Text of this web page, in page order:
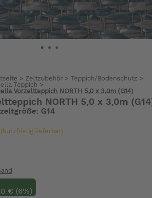
> Zeltzubehör> Teppich/Bodenschutz >
Teppich >
Vorzeltteppich NORTH 5,0 x 3,0m (G14)
NORTH 5,0 x 3,0m
G14
lieferbar)
€ (6%)